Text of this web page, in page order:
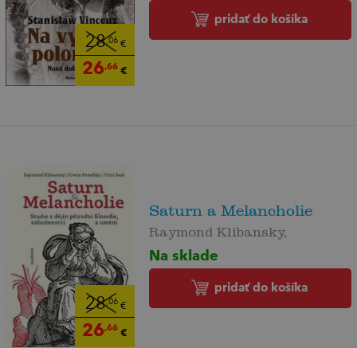
28,06€
26,66€
pridať do košíka
28,06€
26,66€
Saturn a Melancholie
Raymond Klibansky,
Na sklade
pridať do košíka